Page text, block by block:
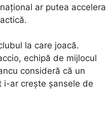
ar putea accelera
la care joacă.
echipă de mijlocul
consideră că un
i-ar crește șansele de